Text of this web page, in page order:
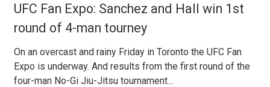
UFC Fan Expo: Sanchez and Hall win 1st
round of 4-man tourney
On an overcast and rainy Friday in Toronto the UFC Fan
Expo is underway. And results from the first round of the
four-man No-Gi Jiu-Jitsu tournament…